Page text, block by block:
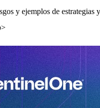
y ejemplos de estrategias